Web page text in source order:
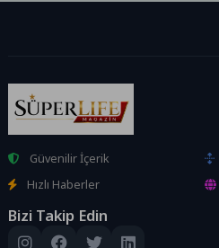
Güvenilir İçerik
Hızlı Haberler
Bizi Takip Edin